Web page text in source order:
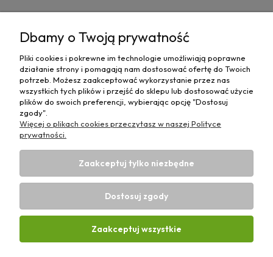
Moje konto
Płatności i dostawa
Informacje
O nas
Sklep rolniczy z częściami do maszyn E-ciągnik |
731 424 460| NIP: 5562573838 | REGON:
341257433
Dbamy o Twoją prywatność
Pliki cookies i pokrewne im technologie umożliwiają poprawne
działanie strony i pomagają nam dostosować ofertę do Twoich
potrzeb. Możesz zaakceptować wykorzystanie przez nas
wszystkich tych plików i przejść do sklepu lub dostosować użycie
plików do swoich preferencji, wybierając opcję "Dostosuj
zgody".
Więcej o plikach cookies przeczytasz w naszej Polityce
prywatności.
Zaakceptuj tylko niezbędne
Dostosuj zgody
Zaakceptuj wszystkie